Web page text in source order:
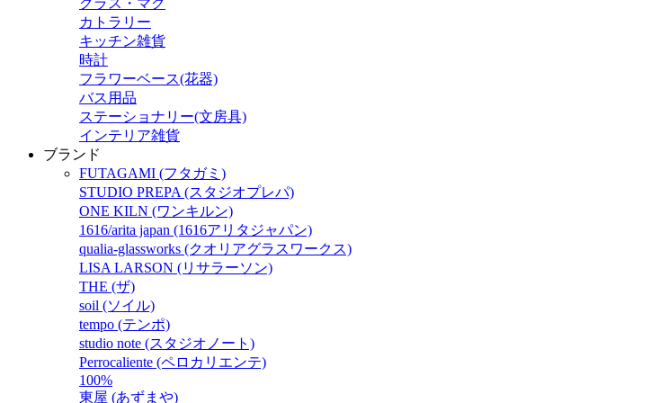
グラス・マグ
カトラリー
キッチン雑貨
時計
フラワーベース(花器)
バス用品
ステーショナリー(文房具)
インテリア雑貨
ブランド
FUTAGAMI (フタガミ)
STUDIO PREPA (スタジオプレパ)
ONE KILN (ワンキルン)
1616/arita japan (1616アリタジャパン)
qualia-glassworks (クオリアグラスワークス)
LISA LARSON (リサラーソン)
THE (ザ)
soil (ソイル)
tempo (テンポ)
studio note (スタジオノート)
Perrocaliente (ペロカリエンテ)
100%
東屋 (あずまや)